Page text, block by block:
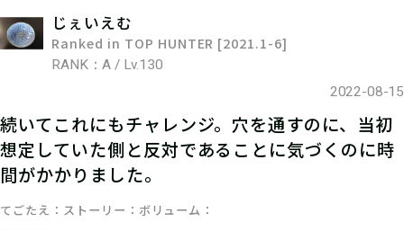
じぇいえむ
Ranked in TOP HUNTER [2021.1-6]
RANK：A / Lv.130
2022-08-15
続いてこれにもチャレンジ。穴を通すのに、当初
想定していた側と反対であることに気づくのに時
間がかかりました。
てごたえ ストーリー ボリューム